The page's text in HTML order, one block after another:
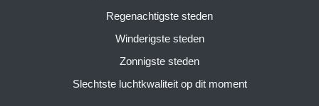
Regenachtigste steden
Winderigste steden
Zonnigste steden
Slechtste luchtkwaliteit op dit moment